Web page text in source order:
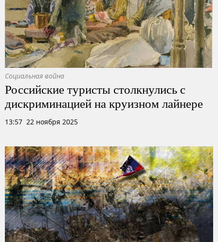
Социальная война
Российские туристы столкнулись с
дискриминацией на круизном лайнере
13:57 22 ноября 2025